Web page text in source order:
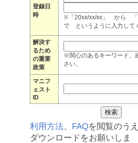
登録日
時
※「20xx/xx/xx」 から 「
で というように入力して
解決す
るため
の重要
政策
※関心のあるキーワード、
さい。
マニフ
ェスト
ID
利用方法、 FAQを閲覧のうえ
ダウンロードをお願いしま